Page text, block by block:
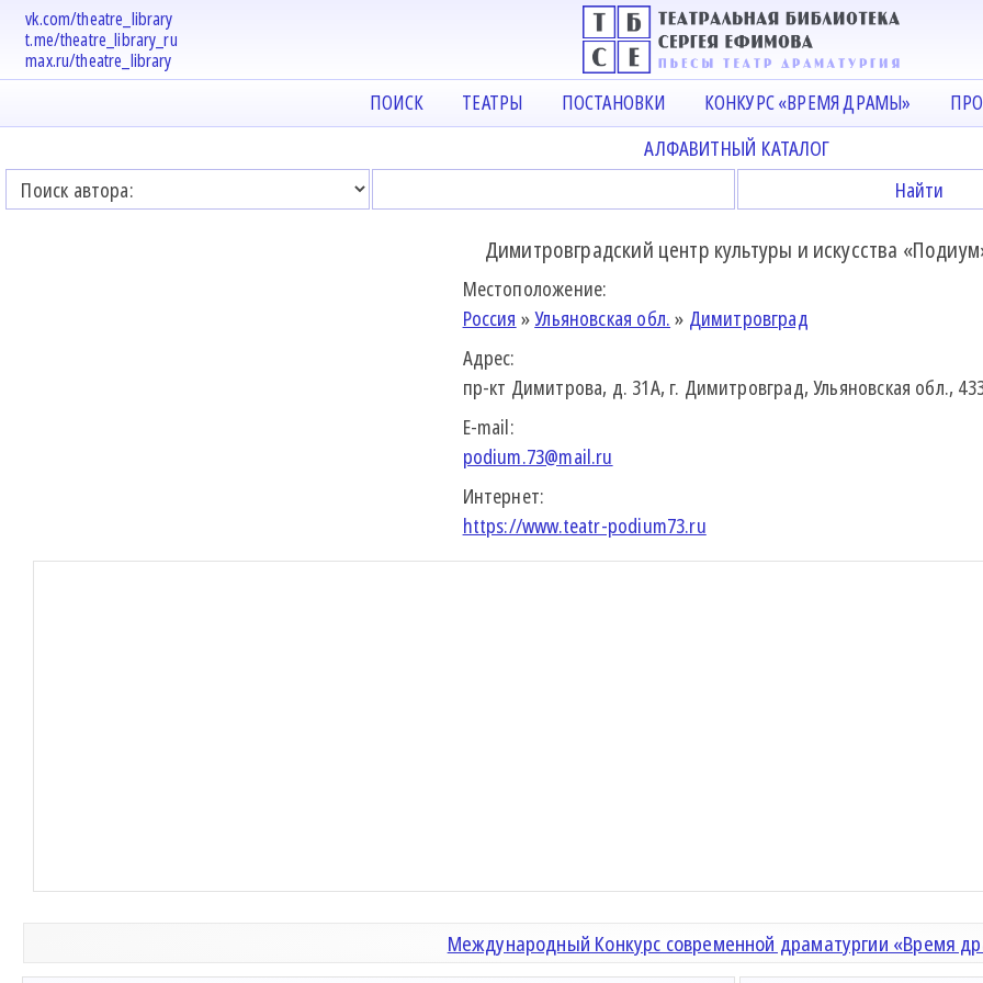
vk.com/theatre_library
t.me/theatre_library_ru
max.ru/theatre_library
ПОИСК ТЕАТРЫ ПОСТАНОВКИ КОНКУРС «ВРЕМЯ ДРАМЫ»
АЛФАВИТНЫЙ КАТАЛОГ
Димитровградский центр культуры и искусства
Местоположение:
Россия »Ульяновская обл. » Димитровград
Адрес:
пр-кт Димитрова, д. 31А, г. Димитровград, Ульяновская обл.,
E-mail:
podium.73@mail.ru
Интернет:
https://www.teatr-podium73.ru
Международный Конкурс современной драматургии «Время